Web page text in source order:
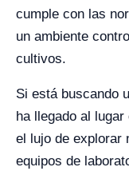
cumple con las
un ambiente
cultivos.
Si está buscando
ha llegado al
el lujo de explorar
equipos de